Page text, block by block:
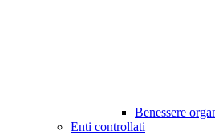
Benessere
Enti controllati